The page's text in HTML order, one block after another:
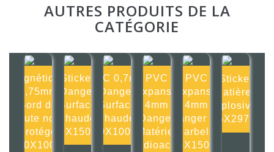
AUTRES PRODUITS DE LA
CATÉGORIE
Magnétique
0,75mm
Bord de
route non
protégé
100X100m
Sticker
Danger
Surface
chaude
150X150mm
PVC 0,7mm
Danger
Surface
chaude
100X100mm
PVC
Expansé
4mm
Danger
Matériel
radioactif
PVC
Expansé
4mm
Danger Fil
barbelé
150X150mm
Sticker
Matières
explosives
105X297mm